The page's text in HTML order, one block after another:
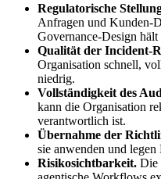
Regulatorische
Anfragen und Kunden-
Governance-Design
Qualität der Incident-
Organisation schnell,
niedrig.
Vollständigkeit des
kann die Organisation
verantwortlich ist.
Übernahme der
sie anwenden und
Risikosichtbarkeit. Die